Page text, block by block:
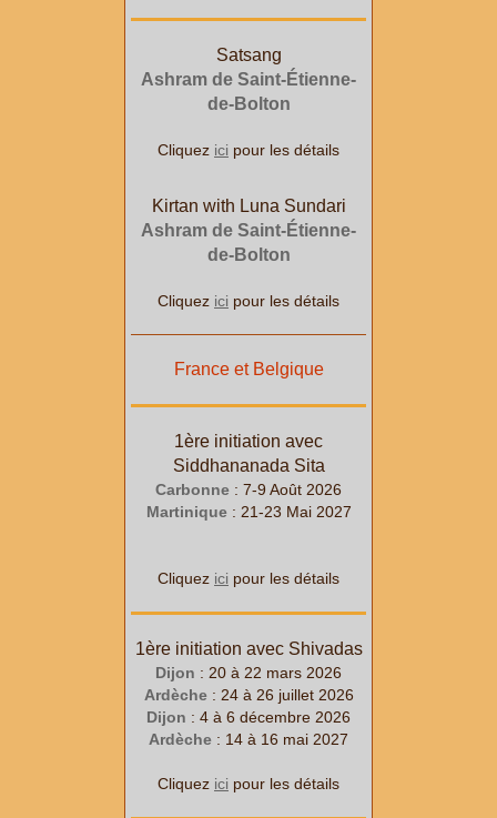
Satsang
Ashram de Saint-Étienne-
de-Bolton
Cliquez ici pour les détails
Kirtan with Luna Sundari
Ashram de Saint-Étienne-
de-Bolton
Cliquez ici pour les détails
France et Belgique
1ère initiation avec
Siddhananada Sita
Carbonne : 7-9 Août 2026
Martinique : 21-23 Mai 2027
Cliquez ici pour les détails
1ère initiation avec Shivadas
Dijon : 20 à 22 mars 2026
Ardèche: 24 à 26 juillet2026
Dijon : 4 à 6 décembre 2026
Ardèche : 14 à 16 mai 2027
Cliquez ici pour les détails